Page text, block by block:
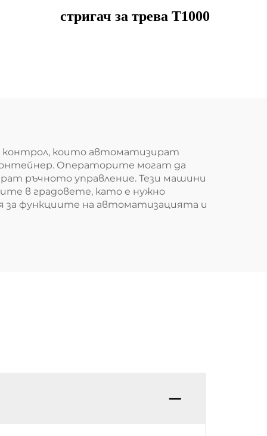
стригач за трева T1000
които автоматизират
Операторите могат да
ръчното управление. Тези машини
в градовете, като е нужно
за функциите на автоматизацията и